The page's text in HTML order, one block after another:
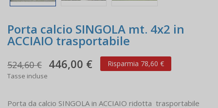
Porta calcio SINGOLA mt. 4x2 in
ACCIAIO trasportabile
524,60 € 446,00 € Risparmia 78,60 €
Tasse incluse
Porta da calcio SINGOLA in ACCIAIO ridotta trasportabile